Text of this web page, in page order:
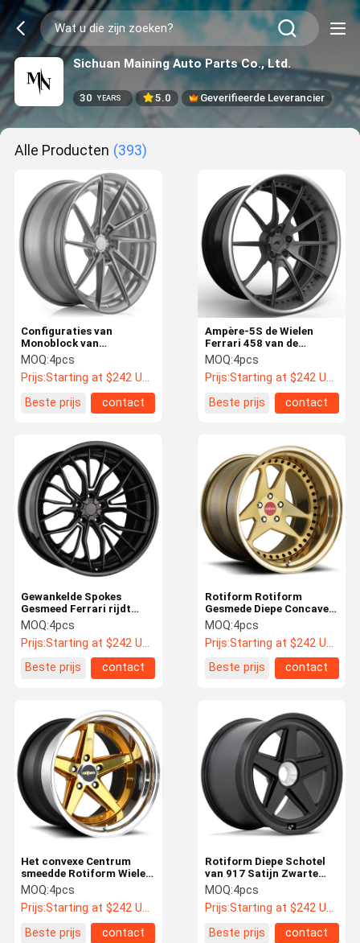
Sichuan Maining Auto Parts Co., Ltd.
30 YEARS 5.0 Geverifieerde Leverancier
Alle Producten (393)
Configuraties van
Monoblock van
Anrkyan23 Ferrari SF90
de Legering Gesmede
Wielen
MOQ:4pcs
Prijs:Starting at $242 US Dollars ea
Beste prijs
contact
Ampère-5S de Wielen
Ferrari 458 van de
Aluminiumlegering Wielen
Concaaf Ontwerp
MOQ:4pcs
Prijs:Starting at $242 US Dollars ea
Beste prijs
contact
Gewankelde Spokes
Gesmeed Ferrari rijdt
Diepe Schotel 16-26 Duim
MOQ:4pcs
Prijs:Starting at $242 US Dollars ea
Beste prijs
contact
Rotiform Rotiform
Gesmede Diepe Concave
Wielen van USF voor BMW
E36
MOQ:4pcs
Prijs:Starting at $242 US Dollars ea
Beste prijs
contact
Het convexe Centrum
smeedde Rotiform Wielen
Rotiform 917 Porsche
911 Gouden Wielen
MOQ:4pcs
Prijs:Starting at $242 US Dollars ea
Beste prijs
contact
Rotiform Diepe Schotel
van 917 Satijn Zwarte
Rotiform Gesmede Wielen
Lichtgewicht
MOQ:4pcs
Prijs:Starting at $242 US Dollars ea
Beste prijs
contact